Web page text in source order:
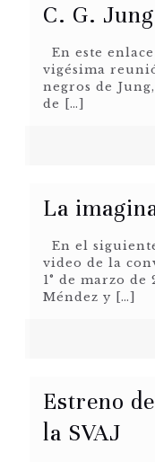
C. G. Jung
En este
vigésima
negros de
de […]
La
En el
video de la
1° de marzo
Méndez y […]
Estreno
la SVAJ